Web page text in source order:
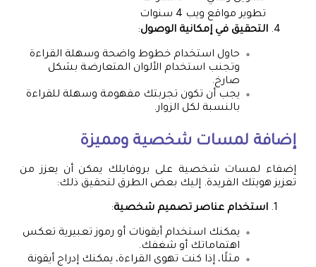
تطوير مواقع ويب 4 سنوات
التحقيق في إمكانية الوصول:
حاول استخدام خطوط واضحة وسهلة القراءة
وتجنب استخدام الألوان المتعارضة بشكل
صارخ.
يجب أن تكون تجربتك مفهومة وسهلة للقراءة
بالنسبة لكل الزوار.
إضافة لمسات شخصية ومميزة
إضفاء لمسات شخصية على بروفايلك يمكن أن يعزز من
تعزيز هويتك الفريدة. إليك بعض الطرق لتحقيق ذلك:
استخدام عناصر تصميم شخصية:
يمكنك استخدام أيقونات أو رموز تعبيرية تعكس
اهتماماتك أو شغفك.
مثلًا، إذا كنت تهوى القراءة، يمكنك إدراج أيقونة